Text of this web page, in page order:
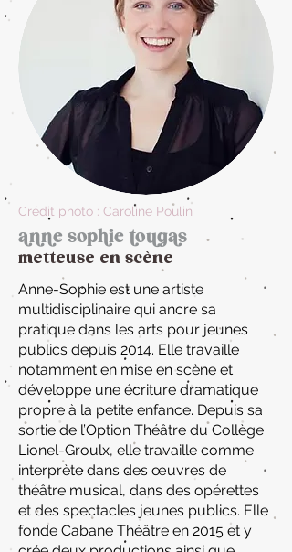
Crédit photo : Caroline Poulin
anne sophie tougas
metteuse en scène
Anne-Sophie est une artiste
multidisciplinaire qui ancre sa
pratique dans les arts pour jeunes
publics depuis 2014. Elle travaille
notamment en mise en scène et
développe une écriture dramatique
propre à la petite enfance. Depuis sa
sortie de l’Option Théâtre du Collège
Lionel-Groulx, elle travaille comme
interprète dans des œuvres de
théâtre musical, dans des opérettes
et des spectacles jeunes publics. Elle
fonde Cabane Théâtre en 2015 et y